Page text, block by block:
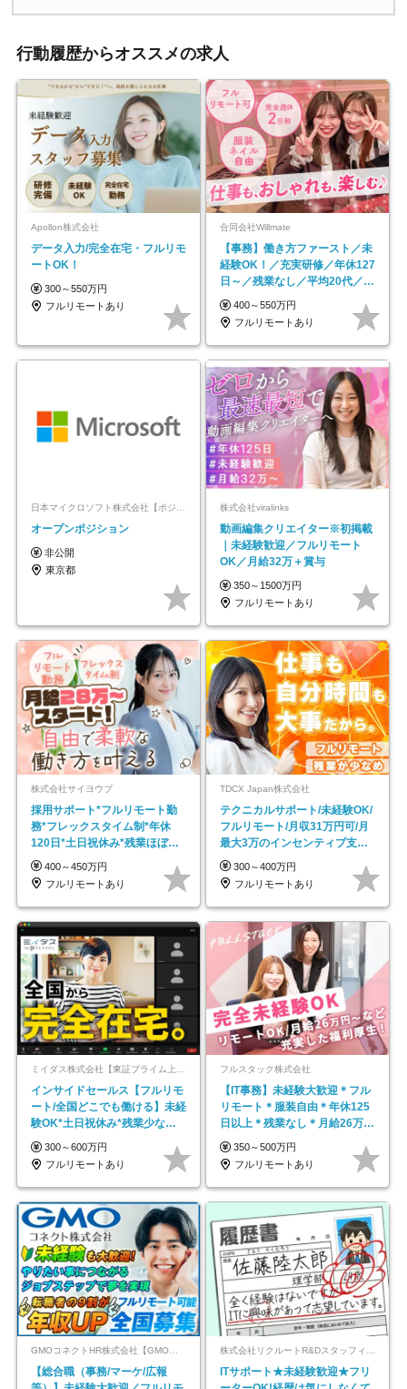
行動履歴からオススメの求人
Apollon株式会社
データ入力/完全在宅・フルリモ
ートOK！
300～550万円
フルリモートあり
合同会社Willmate
【事務】働き方ファースト／未
経験OK！／充実研修／年休127
日～／残業なし／平均20代／リ
モートOK
400～550万円
フルリモートあり
日本マイクロソフト株式会社【ポジションマッチ登録】
オープンポジション
非公開
東京都
株式会社viralinks
動画編集クリエイター※初掲載
｜未経験歓迎／フルリモート
OK／月給32万＋賞与
350～1500万円
フルリモートあり
株式会社サイヨウブ
採用サポート*フルリモート勤
務*フレックスタイム制*年休
120日*土日祝休み*残業ほぼな
し*育児中社員8割以上
400～450万円
フルリモートあり
TDCX Japan株式会社
テクニカルサポート/未経験OK/
フルリモート/月収31万円可/月
最大3万のインセンティブ支給/
平均年齢33歳
300～400万円
フルリモートあり
ミイダス株式会社【東証プライム上場パーソルグループ】
インサイドセールス【フルリモ
ート/全国どこでも働ける】未経
験OK*土日祝休み*残業少なめ*
在宅勤務手当あり
300～600万円
フルリモートあり
フルスタック株式会社
【IT事務】未経験大歓迎＊フル
リモート＊服装自由＊年休125
日以上＊残業なし＊月給26万円
以上
350～500万円
フルリモートあり
GMOコネクトHR株式会社【GMOインターネットグループ】
【総合職（事務/マーケ/広報
ITサポート★未経験歓迎★フリ